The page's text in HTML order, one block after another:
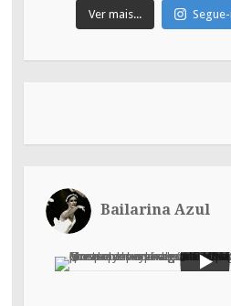
Ver mais...
Bailarina Azul